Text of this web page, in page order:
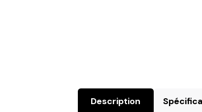
Description